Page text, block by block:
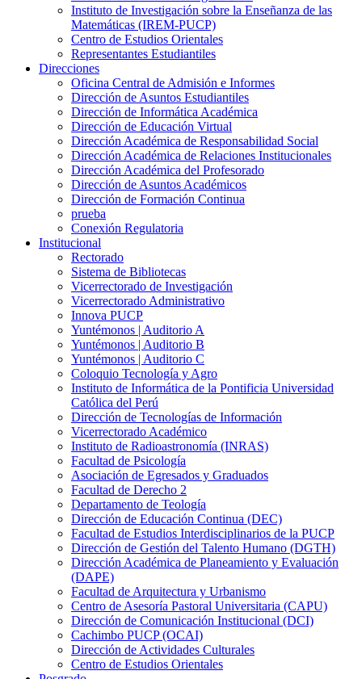
Instituto de Investigación sobre la Enseñanza de las
Matemáticas (IREM-PUCP)
Centro de Estudios Orientales
Representantes Estudiantiles
Direcciones
Oficina Central de Admisión e Informes
Dirección de Asuntos Estudiantiles
Dirección de Informática Académica
Dirección de Educación Virtual
Dirección Académica de Responsabilidad Social
Dirección Académica de Relaciones Institucionales
Dirección Académica del Profesorado
Dirección de Asuntos Académicos
Dirección de Formación Continua
prueba
Conexión Regulatoria
Institucional
Rectorado
Sistema de Bibliotecas
Vicerrectorado de Investigación
Vicerrectorado Administrativo
Innova PUCP
Yuntémonos | Auditorio A
Yuntémonos | Auditorio B
Yuntémonos | Auditorio C
Coloquio Tecnología y Agro
Instituto de Informática de la Pontificia Universidad
Católica del Perú
Dirección de Tecnologías de Información
Vicerrectorado Académico
Instituto de Radioastronomía (INRAS)
Facultad de Psicología
Asociación de Egresados y Graduados
Facultad de Derecho 2
Departamento de Teología
Dirección de Educación Continua (DEC)
Facultad de Estudios Interdisciplinarios de la PUCP
Dirección de Gestión del Talento Humano (DGTH)
Dirección Académica de Planeamiento y Evaluación
(DAPE)
Facultad de Arquitectura y Urbanismo
Centro de Asesoría Pastoral Universitaria (CAPU)
Dirección de Comunicación Institucional (DCI)
Cachimbo PUCP (OCAI)
Dirección de Actividades Culturales
Centro de Estudios Orientales